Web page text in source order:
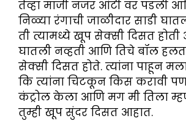
तेव्हा माजी नजर आंटी वर पडली
निळ्या रंगाची जाळीदार साडी
ती त्यामध्ये खूप सेक्सी दिसत होती
घातली नव्हती आणि तिचे बॉल
सेक्सी दिसत होते. त्यांना पाहून
कि त्यांना चिटकून किस करावी
कंट्रोल केला आणि मग मी तिला
तुम्ही खूप सुंदर दिसत आहात.